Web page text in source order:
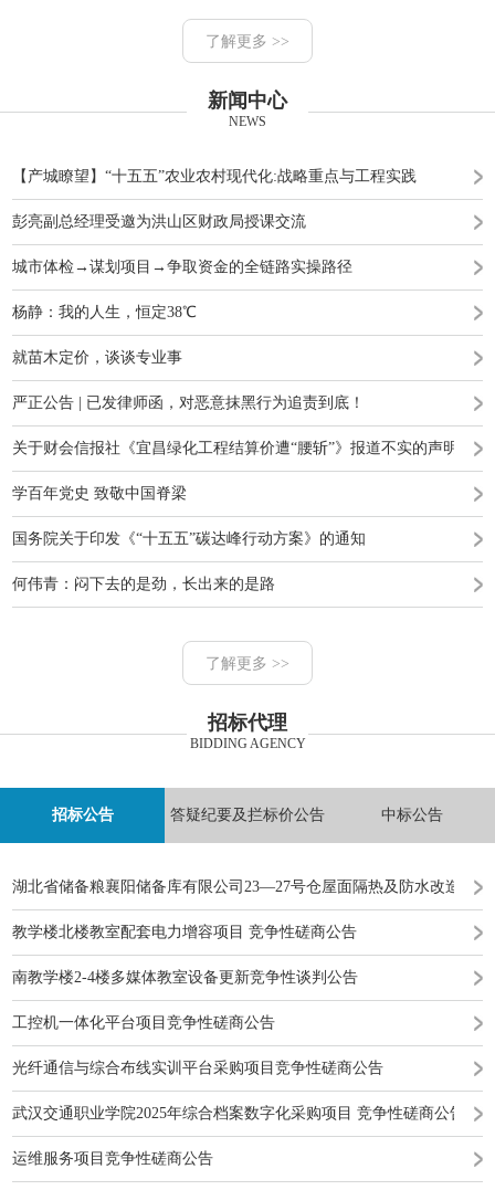
了解更多 >>
新闻中心
NEWS
【产城瞭望】“十五五”农业农村现代化:战略重点与工程实践
彭亮副总经理受邀为洪山区财政局授课交流
城市体检→谋划项目→争取资金的全链路实操路径
杨静：我的人生，恒定38℃
就苗木定价，谈谈专业事
严正公告 | 已发律师函，对恶意抹黑行为追责到底！
关于财会信报社《宜昌绿化工程结算价遭“腰斩”》报道不实的声明
学百年党史 致敬中国脊梁
国务院关于印发《“十五五”碳达峰行动方案》的通知
何伟青：闷下去的是劲，长出来的是路
了解更多 >>
招标代理
BIDDING AGENCY
招标公告 答疑纪要及拦标价公告 中标公告
湖北省储备粮襄阳储备库有限公司23—27号仓屋面隔热及防水改造工
教学楼北楼教室配套电力增容项目 竞争性磋商公告
南教学楼2-4楼多媒体教室设备更新竞争性谈判公告
工控机一体化平台项目竞争性磋商公告
光纤通信与综合布线实训平台采购项目竞争性磋商公告
武汉交通职业学院2025年综合档案数字化采购项目 竞争性磋商公告
运维服务项目竞争性磋商公告